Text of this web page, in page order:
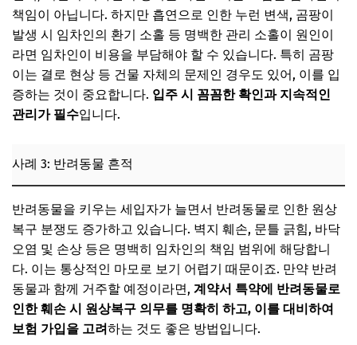
책임이 아닙니다. 하지만 흡연으로 인한 누런 변색, 곰팡이
발생 시 임차인의 환기 소홀 등 명백한 관리 소홀이 원인이
라면 임차인이 비용을 부담해야 할 수 있습니다. 특히 곰팡
이는 결로 현상 등 건물 자체의 문제인 경우도 있어, 이를 입
증하는 것이 중요합니다. 입주 시 꼼꼼한 확인과 지속적인
관리가 필수입니다.
사례 3: 반려동물 흔적
반려동물을 키우는 세입자가 늘면서 반려동물로 인한 원상
복구 분쟁도 증가하고 있습니다. 벽지 훼손, 문틀 긁힘, 바닥
오염 및 손상 등은 명백히 임차인의 책임 범위에 해당합니
다. 이는 통상적인 마모로 보기 어렵기 때문이죠. 만약 반려
동물과 함께 거주할 예정이라면, 계약서 특약에 반려동물로
인한 훼손 시 원상복구 의무를 명확히 하고, 이를 대비하여
보험 가입을 고려하는 것도 좋은 방법입니다.